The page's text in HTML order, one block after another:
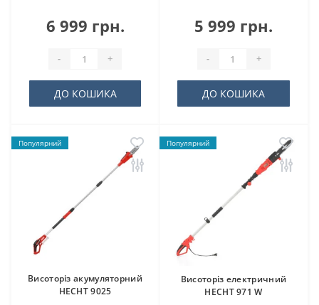
6 999 грн.
- +
ДО КОШИКА
5 999 грн.
- +
ДО КОШИКА
Популярний
Висоторіз акумуляторний
HECHT 9025
Популярний
Висоторіз електричний
HECHT 971 W